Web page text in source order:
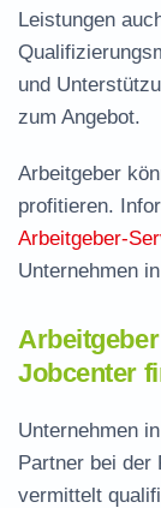
Leistungen
und
zum Angebot.
Arbeitgeber
profitieren.
Arbeitgeber-
Unternehmen
Jobcenter
Unternehmen
Partner bei der
vermittelt